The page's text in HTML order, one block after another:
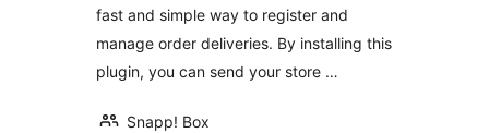
fast and simple way to register and
manage order deliveries. By installing this
plugin, you can send your store …
Snapp! Box